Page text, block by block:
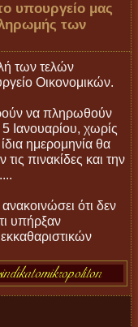
υπουργείο μας
των
των τελών
Οικονομικών.
να πληρωθούν
Ιανουαρίου, χωρίς
ημερομηνία θα
πινακίδες και την
ότι δεν
υπήρξαν